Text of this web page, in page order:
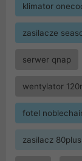
klimator
zasilacze
serwer qnap
wentylator
fotel
zasilacz